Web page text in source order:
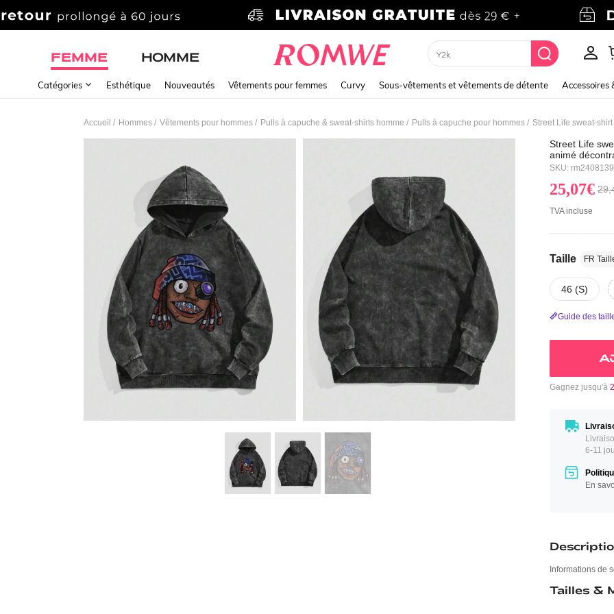
FEMME HOMME Hoodie
Catégories Esthétique Nouveautés Vêtements pour femmes Curvy Sous-vêtements et vêtements de détente Accessoires
Accueil / Hommes / Vêtements pour hommes / Pulls à capuche & sweat-shirts homme / Pulls à capuche pour hommes /
Street Life
animé
à l'usage
SKU:
25,07€
TVA incluse
Taille FR
46 (S)
Guide des
Gagnez jusqu'à
6-11
En
Informations de
Tailles &